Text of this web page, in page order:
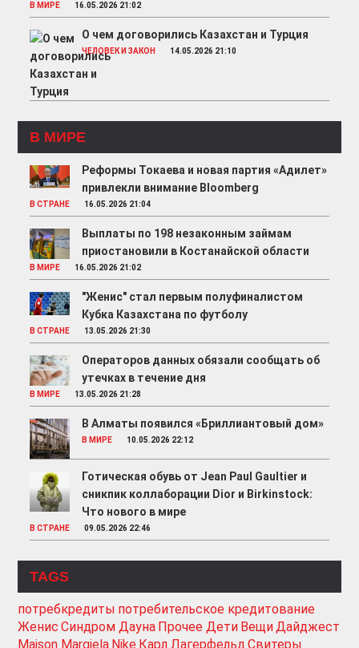
В МИРЕ 16.05.2026 21:02
О чем договорились Казахстан и Турция
ЧЕЛОВЕК И ЗАКОН 14.05.2026 21:10
В МИРЕ
Реформы Токаева и новая партия «Адилет»
привлекли внимание Bloomberg
В СТРАНЕ 16.05.2026 21:04
Выплаты по 198 незаконным займам
приостановили в Костанайской области
В МИРЕ 16.05.2026 21:02
"Женис" стал первым полуфиналистом
Кубка Казахстана по футболу
В СТРАНЕ 13.05.2026 21:30
Операторов данных обязали сообщать об
утечках в течение дня
В МИРЕ 13.05.2026 21:28
В Алматы появился «Бриллиантовый дом»
В МИРЕ 10.05.2026 22:12
Готическая обувь от Jean Paul Gaultier и
сникпик коллаборации Dior и Birkinstock:
Что нового в мире
В СТРАНЕ 09.05.2026 22:46
TAGS
потребкредиты потребительское кредитование
Женис Синдром Дауна Прочее Дети ВещиДайджест
Maison Margiela Nike Карл ЛагерфельдСвитеры